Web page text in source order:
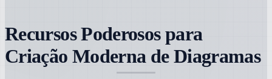
Recursos Poderosos para
Criação Moderna de Diagramas